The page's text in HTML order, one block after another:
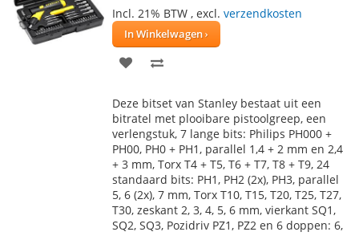
Incl. 21% BTW , excl. verzendkosten
In Winkelwagen
VOEG
AAN
VERLANGLIJST
TE
VERGELIJKEN
Deze bitset van Stanley bestaat uit een
bitratel met plooibare pistoolgreep, een
verlengstuk, 7 lange bits: Philips PH000 +
PH00, PH0 + PH1, parallel 1,4 + 2 mm en 2,4
+ 3 mm, Torx T4 + T5, T6 + T7, T8 + T9, 24
standaard bits: PH1, PH2 (2x), PH3, parallel
5, 6 (2x), 7 mm, Torx T10, T15, T20, T25, T27,
T30, zeskant 2, 3, 4, 5, 6 mm, vierkant SQ1,
SQ2, SQ3, Pozidriv PZ1, PZ2 en 6 doppen: 6,